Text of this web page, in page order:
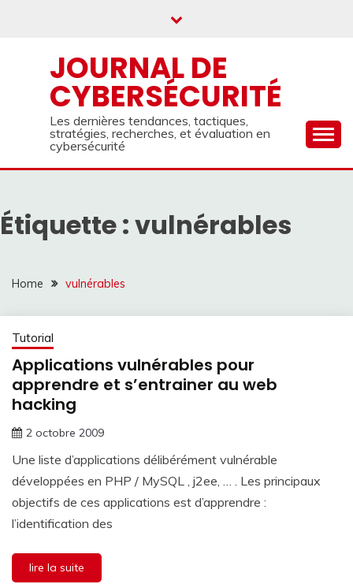
JOURNAL DE
CYBERSÉCURITÉ
Les dernières tendances, tactiques,
stratégies, recherches, et évaluation en
cybersécurité
Étiquette :vulnérables
Home vulnérables
Tutorial
Applications vulnérables pour
apprendre et s’entrainer au web
hacking
2 octobre 2009
Une liste d’applications délibérément vulnérable
développées en PHP / MySQL , j2ee, … . Les principaux
objectifs de ces applications est d’apprendre :
l’identification des
lire la suite